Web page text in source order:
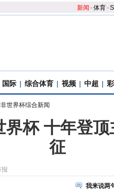
新闻 -体育-S
国际 | 综合体育 | 视频 | 中超 |
世界杯综合新闻
界杯 十年登
征
报
我来说两